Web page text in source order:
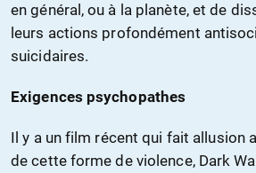
en général, ou à la planète, et de
leurs actions profondément
suicidaires.
Exigences psychopathes
Il y a un film récent qui fait allusion
de cette forme de violence, Dark